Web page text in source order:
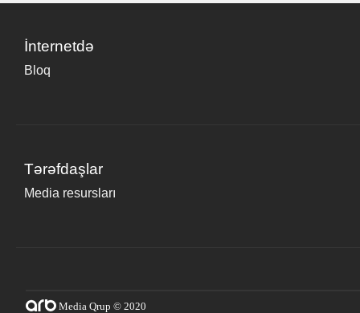
İnternetdə
Bloq
Tərəfdaşlar
Media resursları
Media Qrup © 2020